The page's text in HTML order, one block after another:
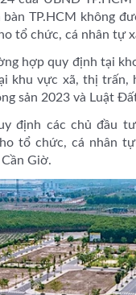
TP.HCM không
tổ chức, cá nhân tự
hợp quy định tại
khu vực xã, thị trấn,
sản 2023 và Luật
định các chủ đầu
tổ chức, cá nhân
Giờ.